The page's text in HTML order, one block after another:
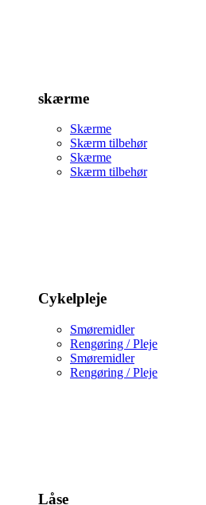
skærme
Skærme
Skærm tilbehør
Skærme
Skærm tilbehør
Cykelpleje
Smøremidler
Rengøring / Pleje
Smøremidler
Rengøring / Pleje
Låse